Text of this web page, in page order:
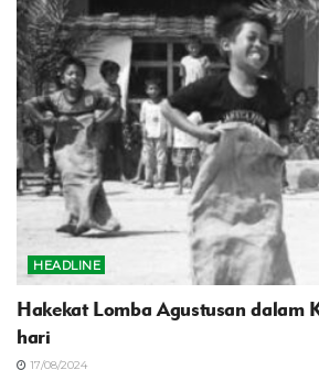
HEADLINE
Hakekat Lomba Agustusan dalam
hari
17/08/2024